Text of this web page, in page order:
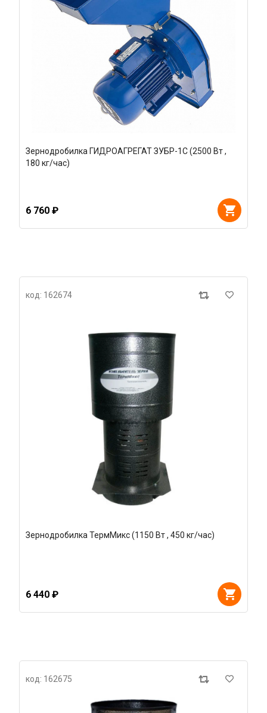
Зернодробилка ГИДРОАГРЕГАТ ЗУБР-1C (2500 Вт ,
180 кг/час)
6 760 ₽
код: 162674
Зернодробилка ТермМикс (1150 Вт , 450 кг/час)
6 440 ₽
код: 162675